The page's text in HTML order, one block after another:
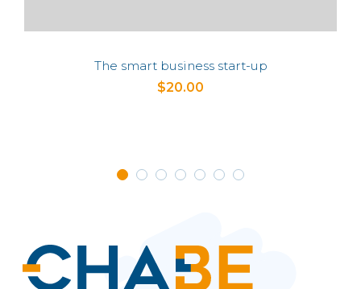
The smart business start-up
$20.00